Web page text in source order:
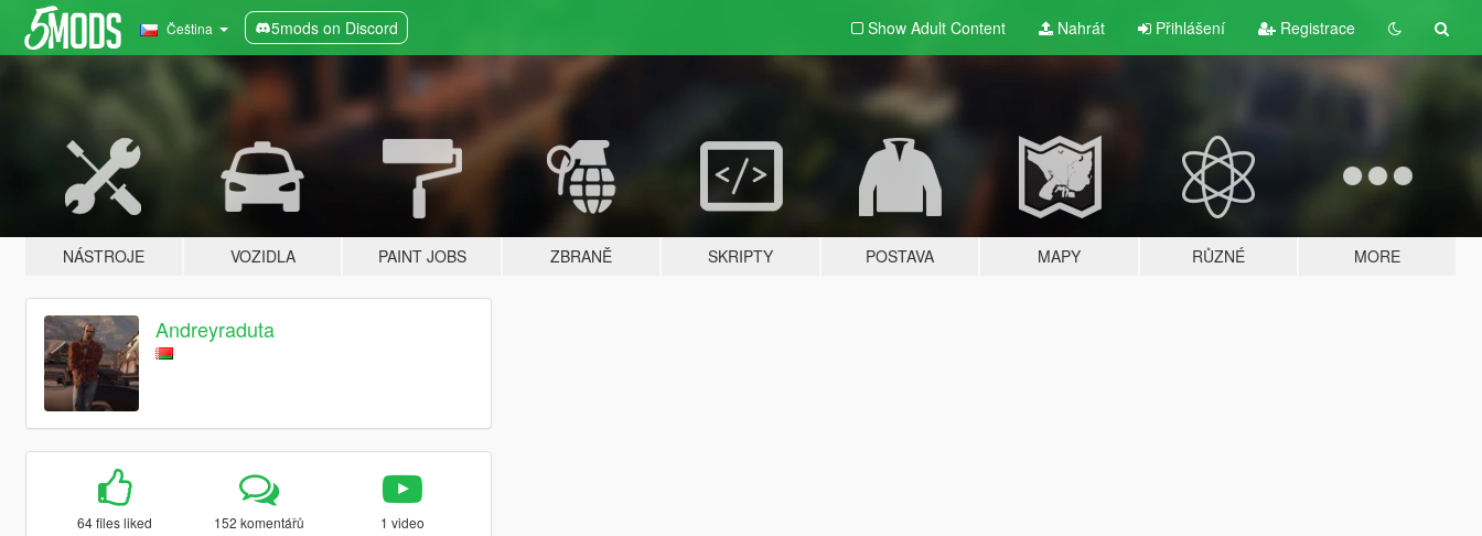
Čeština 5mods on Discord Show Adult Content Nahrát Přihlášení Registrace
NÁSTROJE VOZIDLA PAINT JOBS ZBRANĚ SKRIPTY POSTAVA MAPY RŮZNÉ MORE
Andreyraduta
64 files liked 152 komentářů 1 video